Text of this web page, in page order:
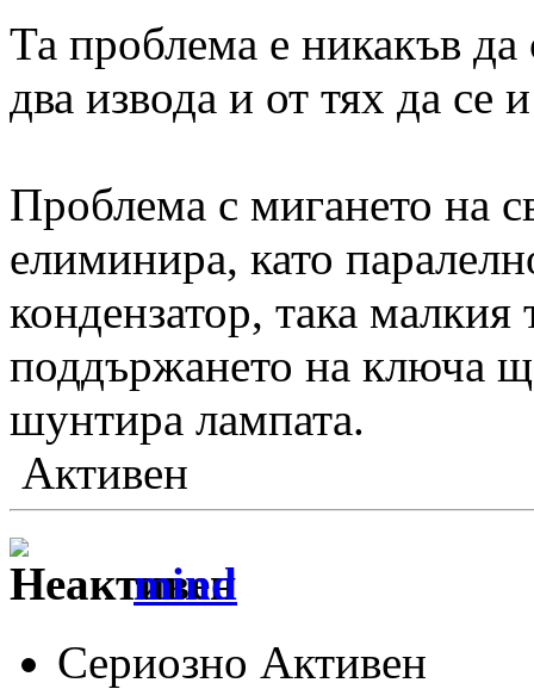
Та проблема е никакъв да
два извода и от тях да се
Проблема с мигането на
елиминира, като
кондензатор, така
поддържането на ключа
шунтира лампата.
Активен
mind
Сериозно Активен